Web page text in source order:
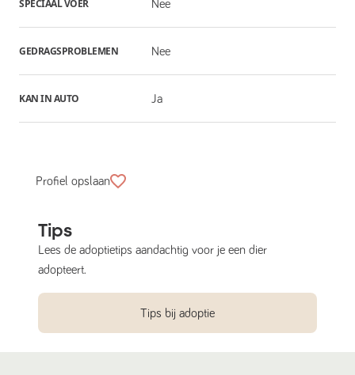
SPECIAAL VOER Nee
GEDRAGSPROBLEMEN Nee
KAN IN AUTO Ja
Profiel opslaan
Tips
Lees de adoptietips aandachtig voor je een dier
adopteert.
Tips bij adoptie